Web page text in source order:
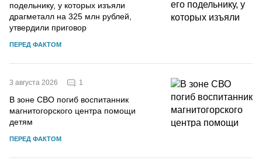
подельнику, у которых изъяли
драгметалл на 325 млн рублей,
утвердили приговор
ПЕРЕД ФАКТОМ
3 августа 2026 1
В зоне СВО погиб воспитанник
магнитогорского центра помощи
детям
ПЕРЕД ФАКТОМ